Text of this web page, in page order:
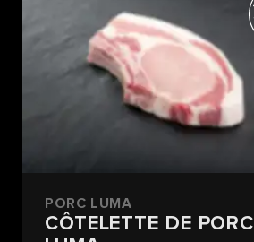
PORC LUMA
CÔTELETTE DE PORC